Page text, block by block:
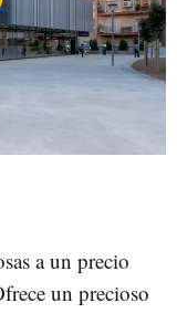
a un precio
un precioso